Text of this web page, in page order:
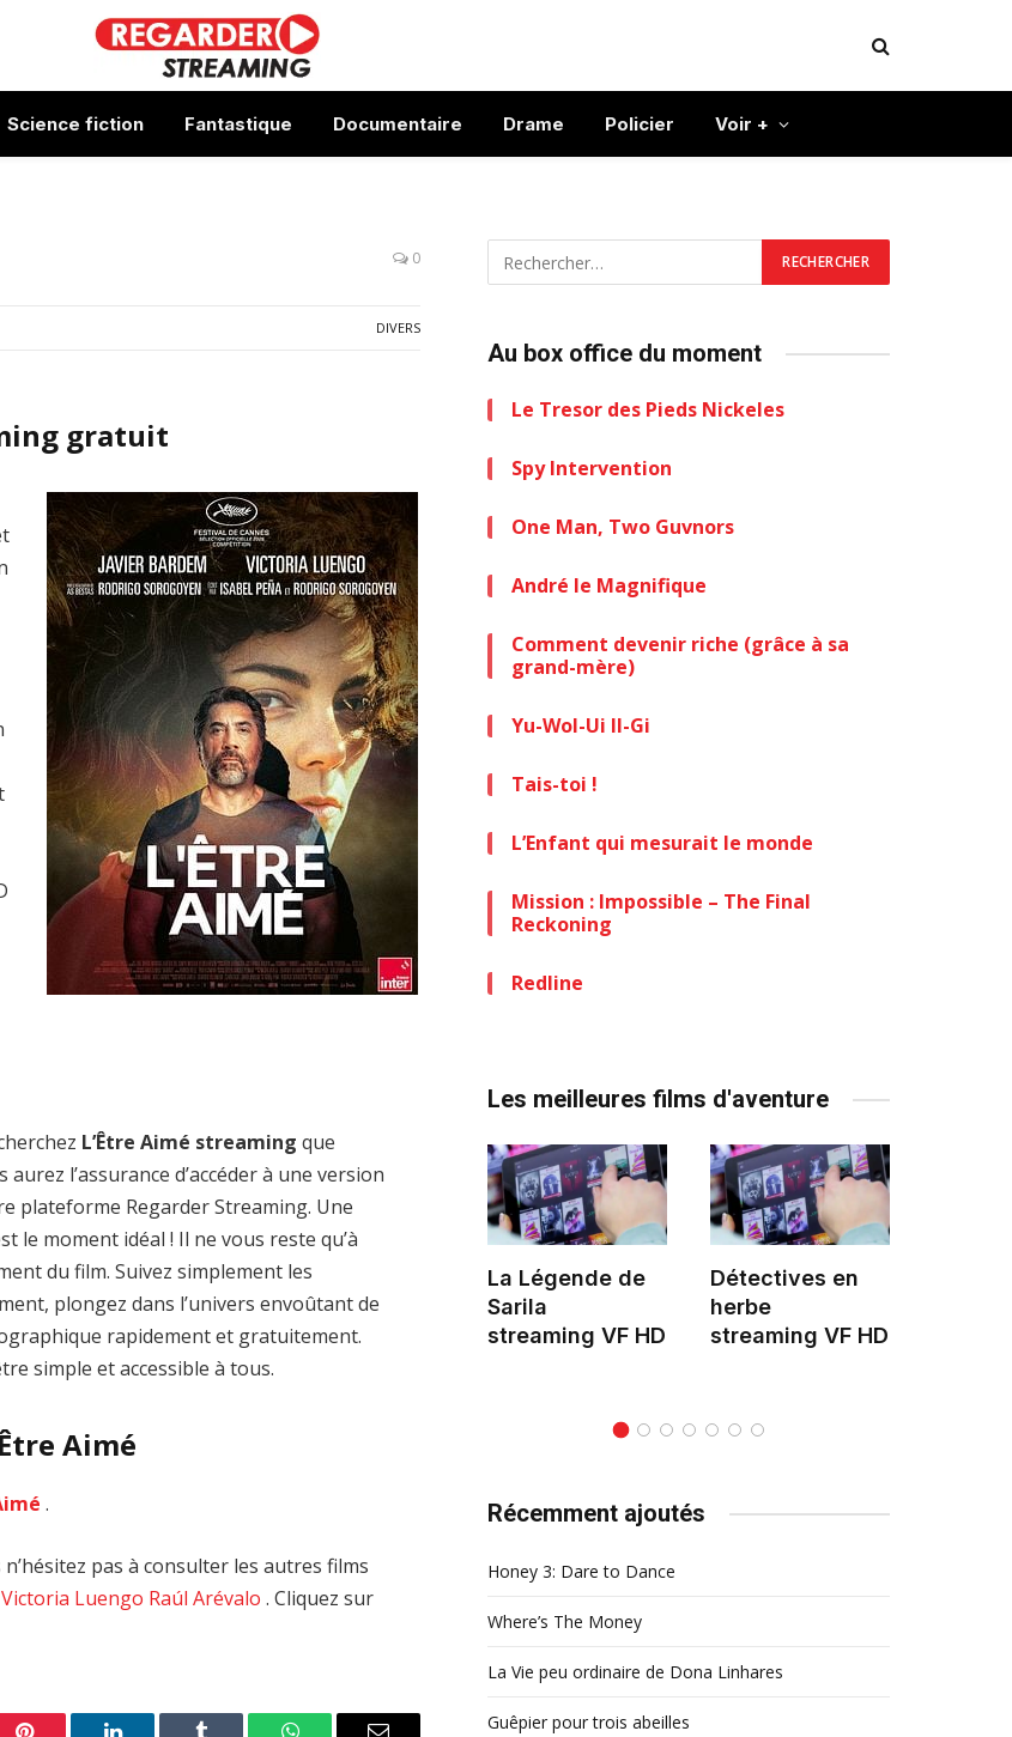
Science fiction Fantastique Documentaire Drame Policier Voir +
0
DIVERS
gratuit
L’Être Aimé streaming que
l’assurance d’accéder à une version
plateforme Regarder Streaming. Une
le moment idéal ! Il ne vous reste qu’à
du film. Suivez simplement les
plongez dans l’univers envoûtant de
rapidement et gratuitement.
simple et accessible à tous.
Aimé
.
pas à consulter les autres films
Victoria Luengo Raúl Arévalo . Cliquez sur
Au box office du moment
Le Tresor des Pieds Nickeles
Spy Intervention
One Man, Two Guvnors
André le Magnifique
Comment devenir riche (grâce à sa
grand-mère)
Yu-Wol-Ui Il-Gi
Tais-toi !
L’Enfant qui mesurait le monde
Mission : Impossible – The Final
Reckoning
Redline
Les meilleures films d'aventure
Zenon: Girl of
the 21st Century
streaming VF HD
La Légende des
1000 dragons
streaming VF HD
La Légende de
Sarila
streaming VF HD
Détectives en
herbe
streaming VF HD
Récemment ajoutés
Honey 3: Dare to Dance
Where’s The Money
La Vie peu ordinaire de Dona Linhares
Guêpier pour trois abeilles